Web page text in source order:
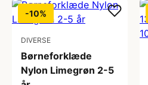
-10%
DIVERSE
Børneforklæde
Nylon Limegrøn 2-5